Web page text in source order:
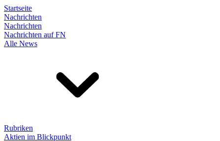
Startseite
Nachrichten
Nachrichten
Nachrichten auf FN
Alle News
Rubriken
Aktien im Blickpunkt